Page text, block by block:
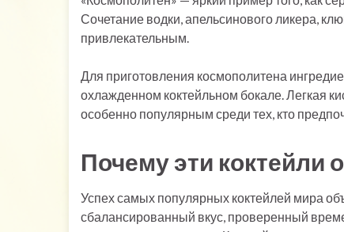
Сочетание водки, апельсинового ликера,
привлекательным.
Для приготовления космополитена
охлажденном коктейльном бокале. Легкая
особенно популярным среди тех, кто
Почему эти
Успех самых популярных коктейлей мира
сбалансированный вкус, проверенный